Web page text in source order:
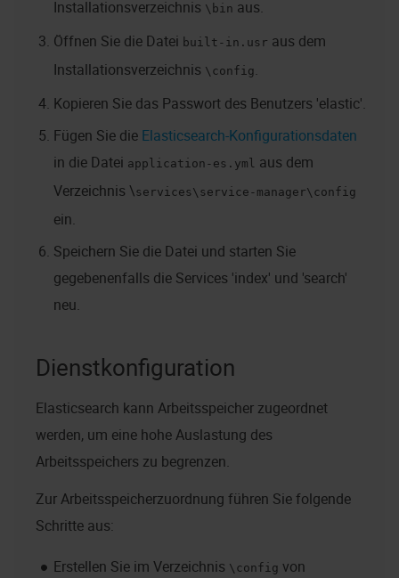
Installationsverzeichnis \bin aus.
Öffnen Sie die Datei built-in.usr aus dem
Installationsverzeichnis \config.
Kopieren Sie das Passwort des Benutzers 'elastic'.
Fügen Sie die Elasticsearch-Konfigurationsdaten
in die Datei application-es.yml aus dem
Verzeichnis \services\service-manager\config
ein.
Speichern Sie die Datei und starten Sie
gegebenenfalls die Services 'index' und 'search'
neu.
Dienstkonfiguration
Elasticsearch kann Arbeitsspeicher zugeordnet
werden, um eine hohe Auslastung des
Arbeitsspeichers zu begrenzen.
Zur Arbeitsspeicherzuordnung führen Sie folgende
Schritte aus:
Erstellen Sie im Verzeichnis \config von